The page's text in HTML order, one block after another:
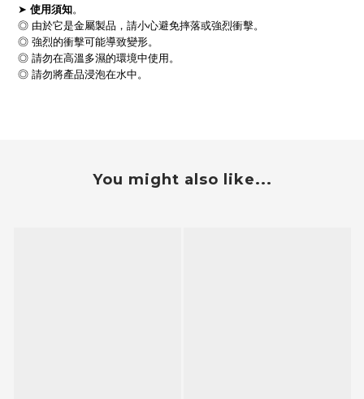
➤ 使用須知。
◎ 由於它是金屬製品，請小心避免摔落或強烈衝擊。
◎ 強烈的衝擊可能導致變形。
◎ 請勿在高溫多濕的環境中使用。
◎ 請勿將產品浸泡在水中。
You might also like...